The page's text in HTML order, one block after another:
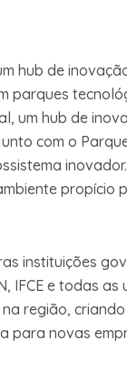
hub de
parques
um hub de
com o
propício
instituições
IFCE e todas
região, criando
para novas